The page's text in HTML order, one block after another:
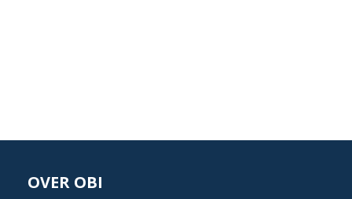
OVER OBI